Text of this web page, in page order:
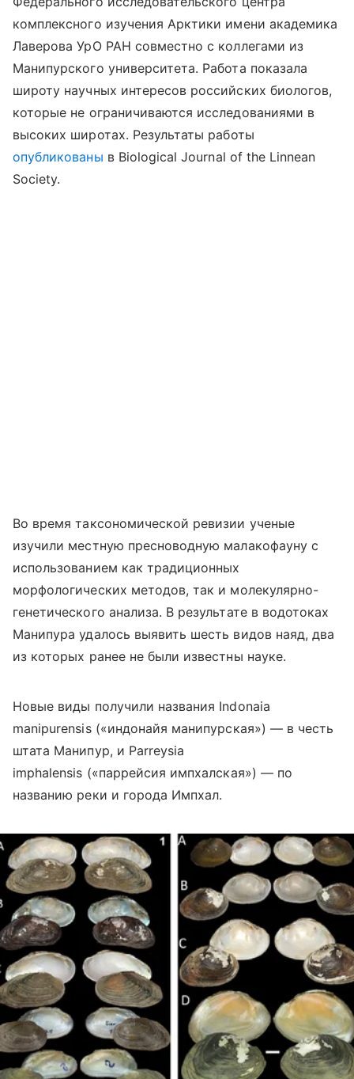
комплексного изучения Арктики имени академика
Лаверова УрО РАН совместно с коллегами из
Манипурского университета. Работа показала
широту научных интересов российских биологов,
которые не ограничиваются исследованиями в
высоких широтах. Результаты работы
опубликованы вBiological Journal of the Linnean
Society.
Во время таксономической ревизии ученые
изучили местную пресноводную малакофауну с
использованием как традиционных
морфологических методов, так и молекулярно-
генетического анализа. В результате в водотоках
Манипура удалось выявить шесть видов наяд, два
из которых ранее не были известны науке.
Новые виды получили названия Indonaia
manipurensis («индонайя манипурская») — в честь
штата Манипур, и Parreysia
imphalensis («паррейсия импхалская») — по
названию реки и города Импхал.